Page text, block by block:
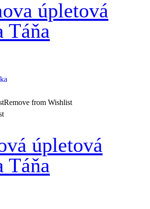
úpletová
Táňa
Remove from Wishlist
úpletová
Táňa